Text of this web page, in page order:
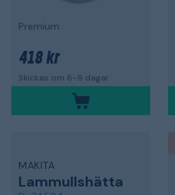
Premium
418 kr
Skickas om 6-9 dagar
MAKITA
Lammullshätta